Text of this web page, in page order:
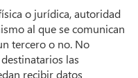
o jurídica, autoridad
al que se comunican
tercero o no. No
las
recibir datos